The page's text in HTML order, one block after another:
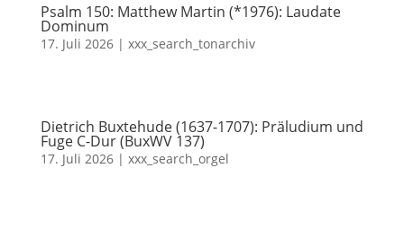
Psalm 150: Matthew Martin (*1976): Laudate
Dominum
17. Juli 2026| xxx_search_tonarchiv
Dietrich Buxtehude (1637-1707): Präludium und
Fuge C-Dur (BuxWV 137)
17. Juli 2026| xxx_search_orgel